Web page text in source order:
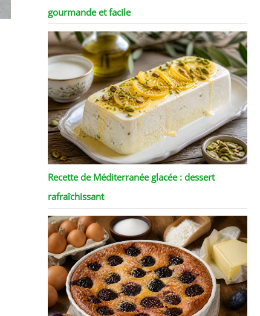
gourmande et facile
Recette de Méditerranée glacée : dessert
rafraîchissant